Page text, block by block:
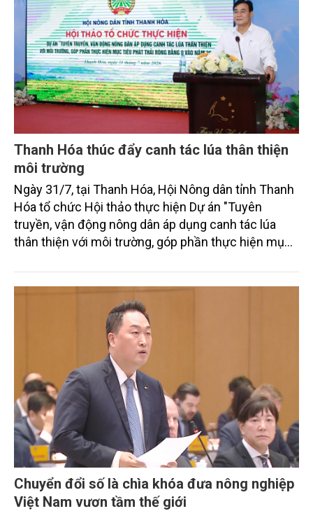
Thanh Hóa thúc đẩy canh tác lúa thân thiện
môi trường
Ngày 31/7, tại Thanh Hóa, Hội Nông dân tỉnh Thanh
Hóa tổ chức Hội thảo thực hiện Dự án "Tuyên
truyền, vận động nông dân áp dụng canh tác lúa
thân thiện với môi trường, góp phần thực hiện mục
trình thu hút sự tham gia của đông đảo đại biểu đến
từ các cơ quan quản lý nhà nước, đơn vị nghiên cứu,
doanh nghiệp, hợp tác xã và nông dân đang trực
tiếp triển khai mô hình sản xuất lúa phát thải thấp.
Chuyển đổi số là chìa khóa đưa nông nghiệp
Việt Nam vươn tầm thế giới